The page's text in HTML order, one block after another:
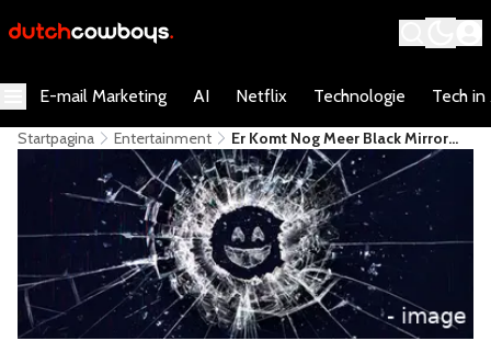
E-mail Marketing AI Netflix Technologie Tech in
Startpagina Entertainment
Er Komt Nog Meer Black Mirror
Dan Verwacht In 2018